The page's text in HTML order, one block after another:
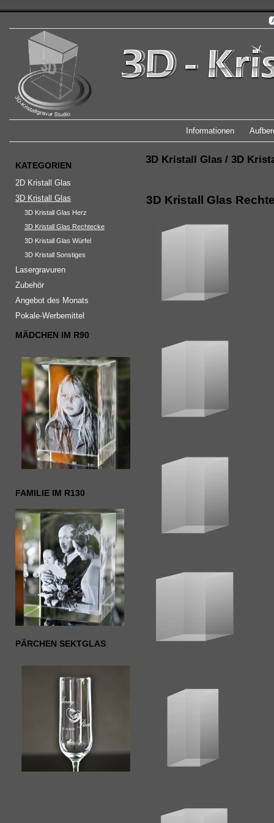
Informationen
KATEGORIEN
2D Kristall Glas
3D Kristall Glas
3D Kristall Glas Herz
3D Kristall Glas Rechtecke
3D Kristall Glas Würfel
3D Kristall Sonstiges
Lasergravuren
Zubehör
Angebot des Monats
Pokale-Werbemittel
MÄDCHEN IM R90
FAMILIE IM R130
PÄRCHEN SEKTGLAS
3D Kristall Glas/ 3D
3D Kristall Glas